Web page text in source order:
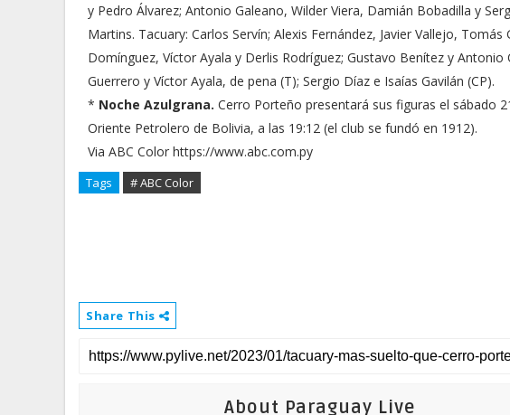
y Pedro Álvarez; Antonio Galeano, Wilder Viera, Damián Bobadilla y
Martins. Tacuary: Carlos Servín; Alexis Fernández, Javier Vallejo,
Domínguez, Víctor Ayala y Derlis Rodríguez; Gustavo Benítez y
Guerrero y Víctor Ayala, de pena (T); Sergio Díaz e Isaías Gavilán (CP).
* Noche Azulgrana. Cerro Porteño presentará sus figuras el sábado
Oriente Petrolero de Bolivia, a las 19:12 (el club se fundó en 1912).
Via ABC Color https://www.abc.com.py
Tags # ABC Color
Share This
About Paraguay Live